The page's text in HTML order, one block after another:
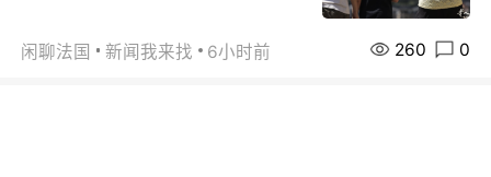
闲聊法国 新闻我来找 6小时前 260 0